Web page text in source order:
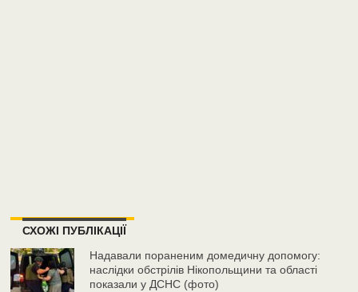
СХОЖІ ПУБЛІКАЦІЇ
Надавали пораненим домедичну допомогу:
наслідки обстрілів Нікопольщини та області
показали у ДСНС (фото)